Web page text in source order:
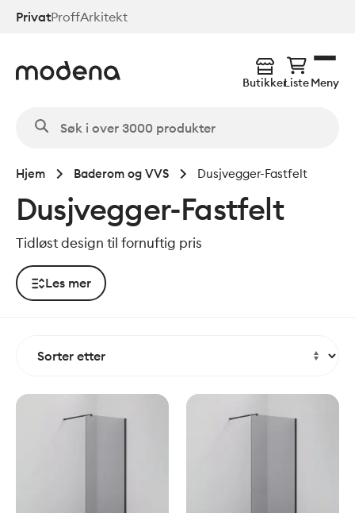
Hopp
PrivatProffArkitekt
ButikkerListeMeny
Hjem Baderom og VVS Dusjvegger-Fastfelt
Dusjvegger-Fastfelt
Tidløst design til fornuftig pris
Les mer